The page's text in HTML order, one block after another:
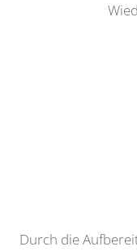
Durch die